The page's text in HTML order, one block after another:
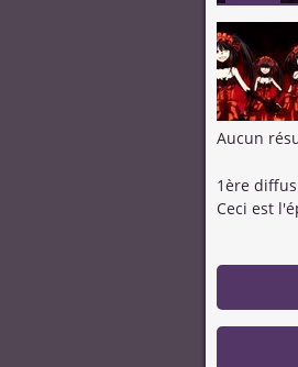
Aucun
1ère
Ceci est